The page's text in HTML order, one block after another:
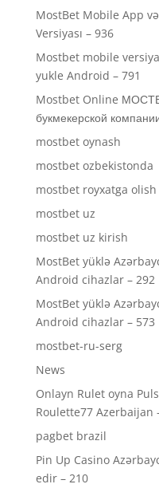
MostBet Mobile App
Versiyası – 936
Mostbet mobile
yukle Android – 791
Mostbet Online
букмекерской
mostbet oynash
mostbet ozbekistonda
mostbet royxatga olish
mostbet uz
mostbet uz kirish
MostBet yüklə
Android cihazlar – 292
MostBet yüklə
Android cihazlar – 573
mostbet-ru-serg
News
Onlayn Rulet oyna
Roulette77 Azerbaijan
pagbet brazil
Pin Up Casino
edir – 210